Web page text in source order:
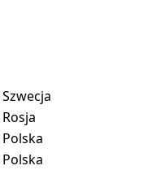
Szwecja
Rosja
Polska
Polska